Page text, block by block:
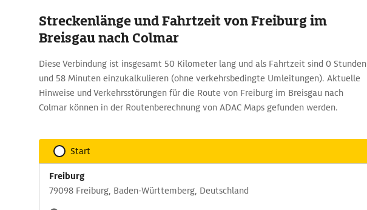
Streckenlänge und Fahrtzeit von Freiburg im
Breisgau nach Colmar
Diese Verbindung ist insgesamt 50 Kilometer lang und als Fahrtzeit sind 0 Stunden
und 58 Minuten einzukalkulieren (ohne verkehrsbedingte Umleitungen). Aktuelle
Hinweise und Verkehrsstörungen für die Route von Freiburg im Breisgau nach
Colmar können in der Routenberechnung von ADAC Maps gefunden werden.
Start
Freiburg
79098 Freiburg, Baden-Württemberg, Deutschland